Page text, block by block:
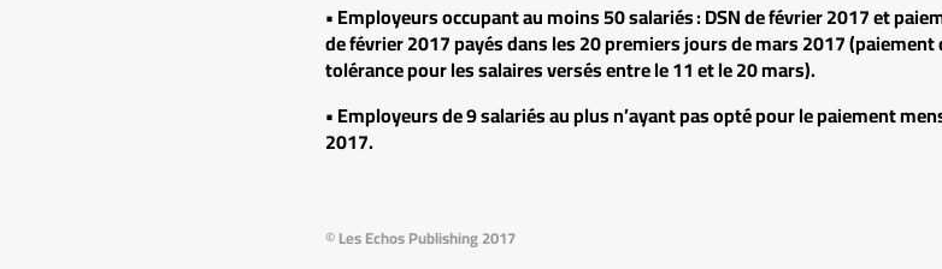
• Employeurs occupant au moins 50 salariés :DSN de février 2017 et
de février 2017 payés dans les 20 premiers jours de mars 2017
tolérance pour les salaires versés entre le 11 et le 20 mars).
• Employeurs de 9 salariés au plus n’ayant pas opté pour le paiement
2017.
© Les Echos Publishing 2017